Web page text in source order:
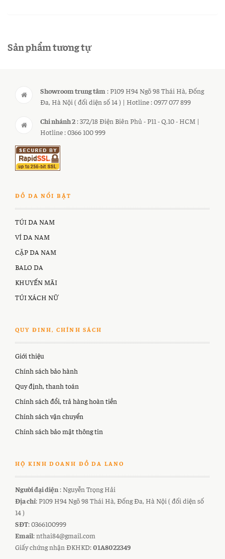
Sản phẩm tương tự
Showroom trung tâm : P109 H94 Ngõ 98 Thái Hà, Đống
Đa, Hà Nội ( đối diện số 14 ) | Hotline : 0977 077 899
Chi nhánh 2 : 372/18 Điện Biên Phủ - P11 - Q.10 - HCM |
Hotline : 0366 100 999
ĐỒ DA NỔI BẬT
TÚI DA NAM
VÍ DA NAM
CẶP DA NAM
BALO DA
KHUYẾN MÃI
TÚI XÁCH NỮ
QUY ĐINH, CHÍNH SÁCH
Giới thiệu
Chính sách bảo hành
Quy định, thanh toán
Chính sách đổi, trả hàng hoàn tiền
Chính sách vận chuyển
Chính sách bảo mật thông tin
HỘ KINH DOANH ĐỒ DA LANO
Người đại diện : Nguyễn Trọng Hải
Địa chỉ: P109 H94 Ngõ 98 Thái Hà, Đống Đa, Hà Nội ( đối diện số
14 )
SĐT: 0366100999
Email: nthai84@gmail.com
Giấy chứng nhận ĐKHKD:01A8022349